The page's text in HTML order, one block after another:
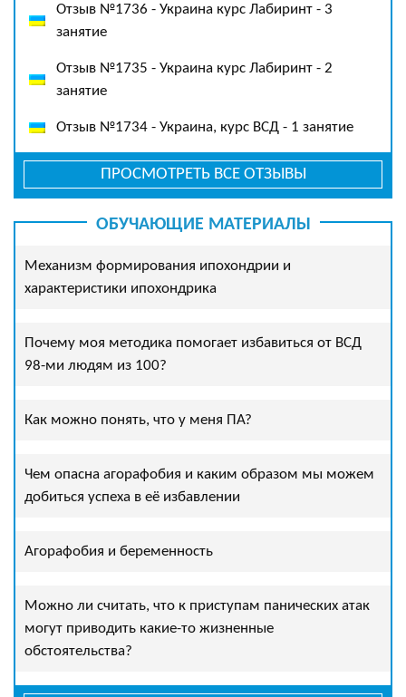
Отзыв №1736 - Украина курс Лабиринт - 3
занятие
Отзыв №1735 - Украина курс Лабиринт - 2
занятие
Отзыв №1734 - Украина, курс ВСД - 1 занятие
ПРОСМОТРЕТЬ ВСЕ ОТЗЫВЫ
ОБУЧАЮЩИЕ МАТЕРИАЛЫ
Механизм формирования ипохондрии и
характеристики ипохондрика
Почему моя методика помогает избавиться от ВСД
98-ми людям из 100?
Как можно понять, что у меня ПА?
Чем опасна агорафобия и каким образом мы можем
добиться успеха в её избавлении
Агорафобия и беременность
Можно ли считать, что к приступам панических атак
могут приводить какие-то жизненные
обстоятельства?